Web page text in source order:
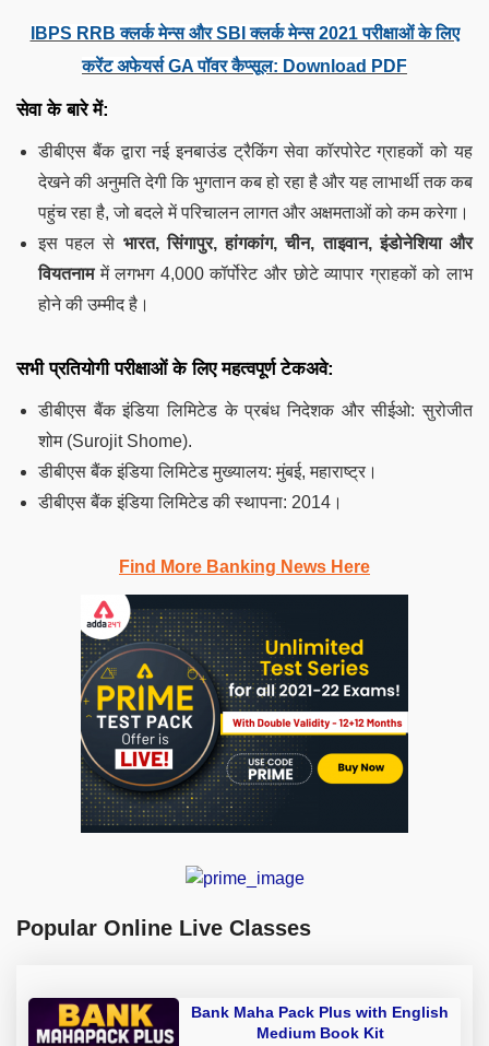
IBPS RRB क्लर्क मेन्स और SBI क्लर्क मेन्स 2021 परीक्षाओं के लिए
करेंट अफेयर्स GA पॉवर कैप्सूल: Download PDF
सेवा के बारे में:
डीबीएस बैंक द्वारा नई इनबाउंड ट्रैकिंग सेवा कॉरपोरेट ग्राहकों को यह
देखने की अनुमति देगी कि भुगतान कब हो रहा है और यह लाभार्थी तक कब
पहुंच रहा है, जो बदले में परिचालन लागत और अक्षमताओं को कम करेगा।
इस पहल से भारत, सिंगापुर, हांगकांग, चीन, ताइवान, इंडोनेशिया और
वियतनाममें लगभग 4,000 कॉर्पोरेट और छोटे व्यापार ग्राहकों को लाभ
होने की उम्मीद है।
सभी प्रतियोगी परीक्षाओं के लिए महत्वपूर्ण टेकअवे:
डीबीएस बैंक इंडिया लिमिटेड के प्रबंध निदेशक और सीईओ: सुरोजीत
शोम (Surojit Shome).
डीबीएस बैंक इंडिया लिमिटेड मुख्यालय: मुंबई, महाराष्ट्र।
डीबीएस बैंक इंडिया लिमिटेड की स्थापना: 2014।
Find More Banking News Here
Popular Online Live Classes
Bank Maha Pack Plus with English
Medium Book Kit